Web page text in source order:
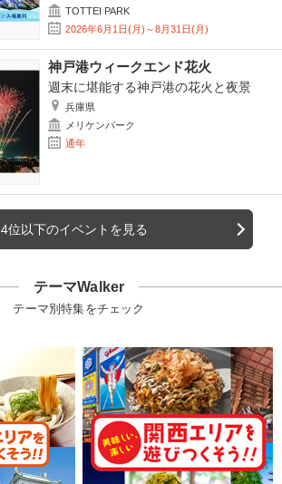
TOTTEI PARK
2026年6月1日(月)～8月31日(月)
神戸港ウィークエンド花火
週末に堪能する神戸港の花火と夜景
兵庫県
メリケンパーク
通年
4位以下のイベントを見る
テーマWalker
テーマ別特集をチェック